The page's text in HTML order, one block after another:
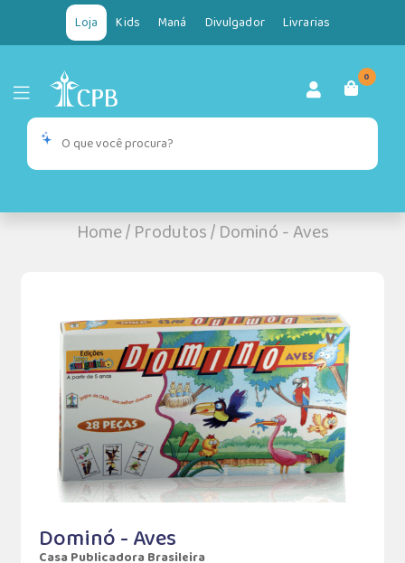
Loja Kids Maná Divulgador Livrarias
0
Home/Produtos/Dominó - Aves
Dominó - Aves
Casa Publicadora Brasileira